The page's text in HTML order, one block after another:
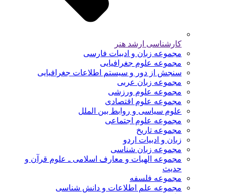
کارشناسی ارشد هنر
مجموعه زبان و ادبیات فارسی
مجموعه علوم جغرافیایی
سنجش از دور و سیستم اطلاعات جغرافیایی
مجموعه زبان عربی
مجموعه علوم ورزشی
مجموعه علوم اقتصادی
علوم سیاسی و روابط بین الملل
مجموعه علوم اجتماعی
مجموعه تاریخ
زبان و ادبیات اردو
مجموعه زبان شناسی
مجموعه الهیات و معارف اسلامی ـ علوم قرآن و
حدیث
مجموعه فلسفه
مجموعه علم اطلاعات و دانش شناسی